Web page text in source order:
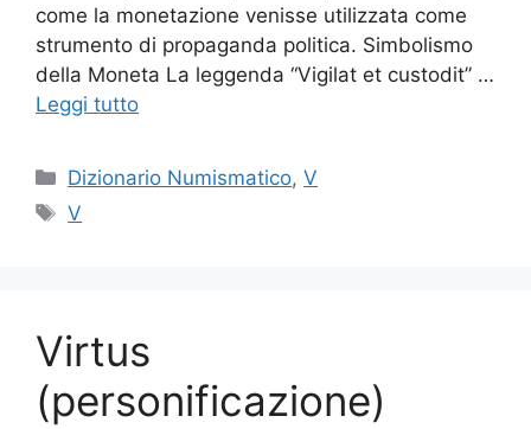
come la monetazione venisse utilizzata come
strumento di propaganda politica. Simbolismo
della Moneta La leggenda “Vigilat et custodit” …
Leggi tutto
Categorie
Dizionario Numismatico,V
Tag
V
Virtus
(personificazione)